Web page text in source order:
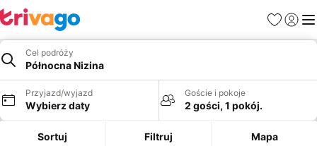
Ulubione
Cel podróży
Północna Nizina
Przyjazd/wyjazd
Wybierz daty
Goście i pokoje
2 gości, 1 pokój.
Sortuj Filtruj Mapa